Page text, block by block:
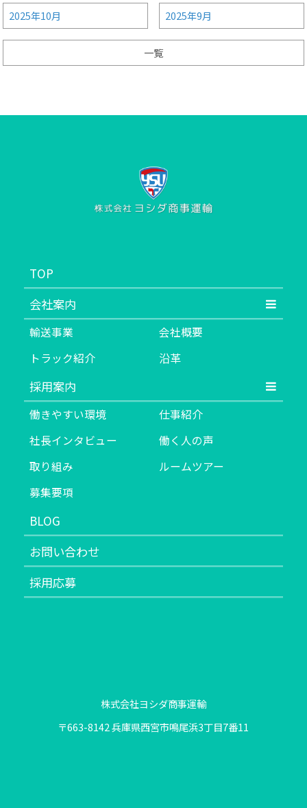
2025年10月 2025年9月
一覧
TOP
会社案内
輸送事業
会社概要
トラック紹介
沿革
採用案内
働きやすい環境
仕事紹介
社長インタビュー
働く人の声
取り組み
ルームツアー
募集要項
BLOG
お問い合わせ
採用応募
株式会社ヨシダ商事運輸
〒663-8142 兵庫県西宮市鳴尾浜3丁目7番11